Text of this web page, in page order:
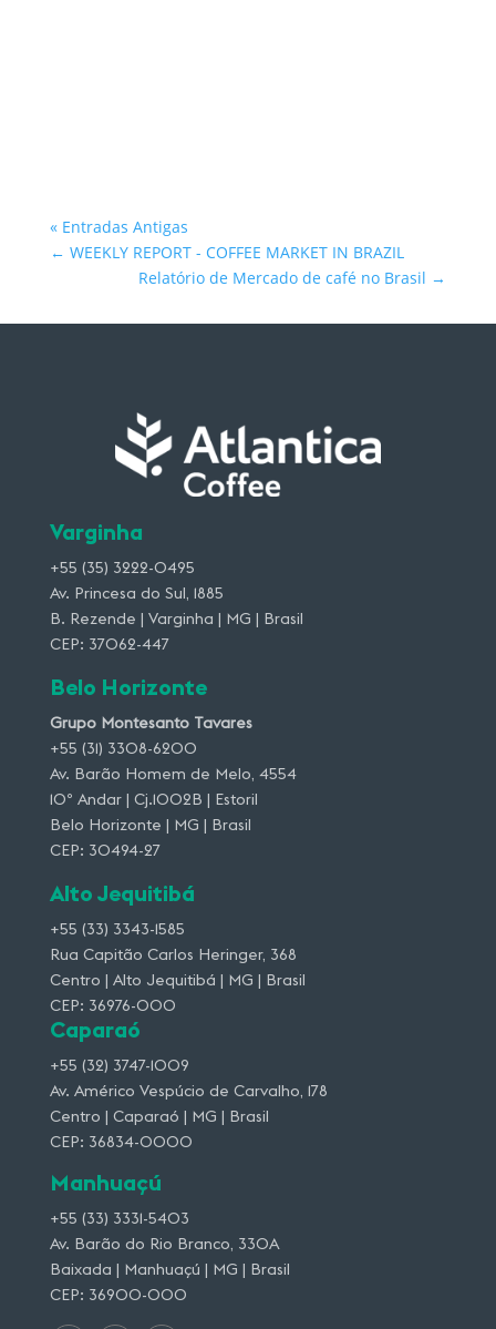
« Entradas Antigas
← WEEKLY REPORT - COFFEE MARKET IN BRAZIL
Relatório de Mercado de café no Brasil →
Varginha
+55 (35) 3222-0495
Av. Princesa do Sul, 1885
B. Rezende | Varginha | MG | Brasil
CEP: 37062-447
Belo Horizonte
Grupo Montesanto Tavares
+55 (31) 3308-6200
Av. Barão Homem de Melo, 4554
10º Andar | Cj.1002B | Estoril
Belo Horizonte | MG | Brasil
CEP: 30494-27
Alto Jequitibá
+55 (33) 3343-1585
Rua Capitão Carlos Heringer, 368
Centro | Alto Jequitibá | MG | Brasil
CEP: 36976-000
Caparaó
+55 (32) 3747-1009
Av. Américo Vespúcio de Carvalho, 178
Centro | Caparaó | MG | Brasil
CEP: 36834-0000
Manhuaçú
+55 (33) 3331-5403
Av. Barão do Rio Branco, 330A
Baixada | Manhuaçú | MG | Brasil
CEP: 36900-000